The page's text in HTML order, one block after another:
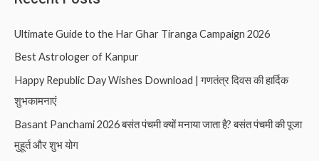
Ultimate Guide to the Har Ghar Tiranga Campaign 2026
Best Astrologer of Kanpur
Happy Republic Day Wishes Download | गणतंत्र दिवस की हार्दिक
शुभकामनाएं
Basant Panchami 2026 बसंत पंचमी क्यों मनाया जाता है? बसंत पंचमी की पूजा
मुहूर्त और शुभ योग